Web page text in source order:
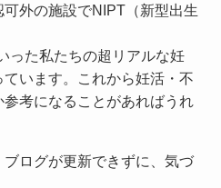
外の施設でNIPT（新型出生
った私たちの超リアルな妊
います。これから妊活・不
考になることがあればうれ
ログが更新できずに、気づ